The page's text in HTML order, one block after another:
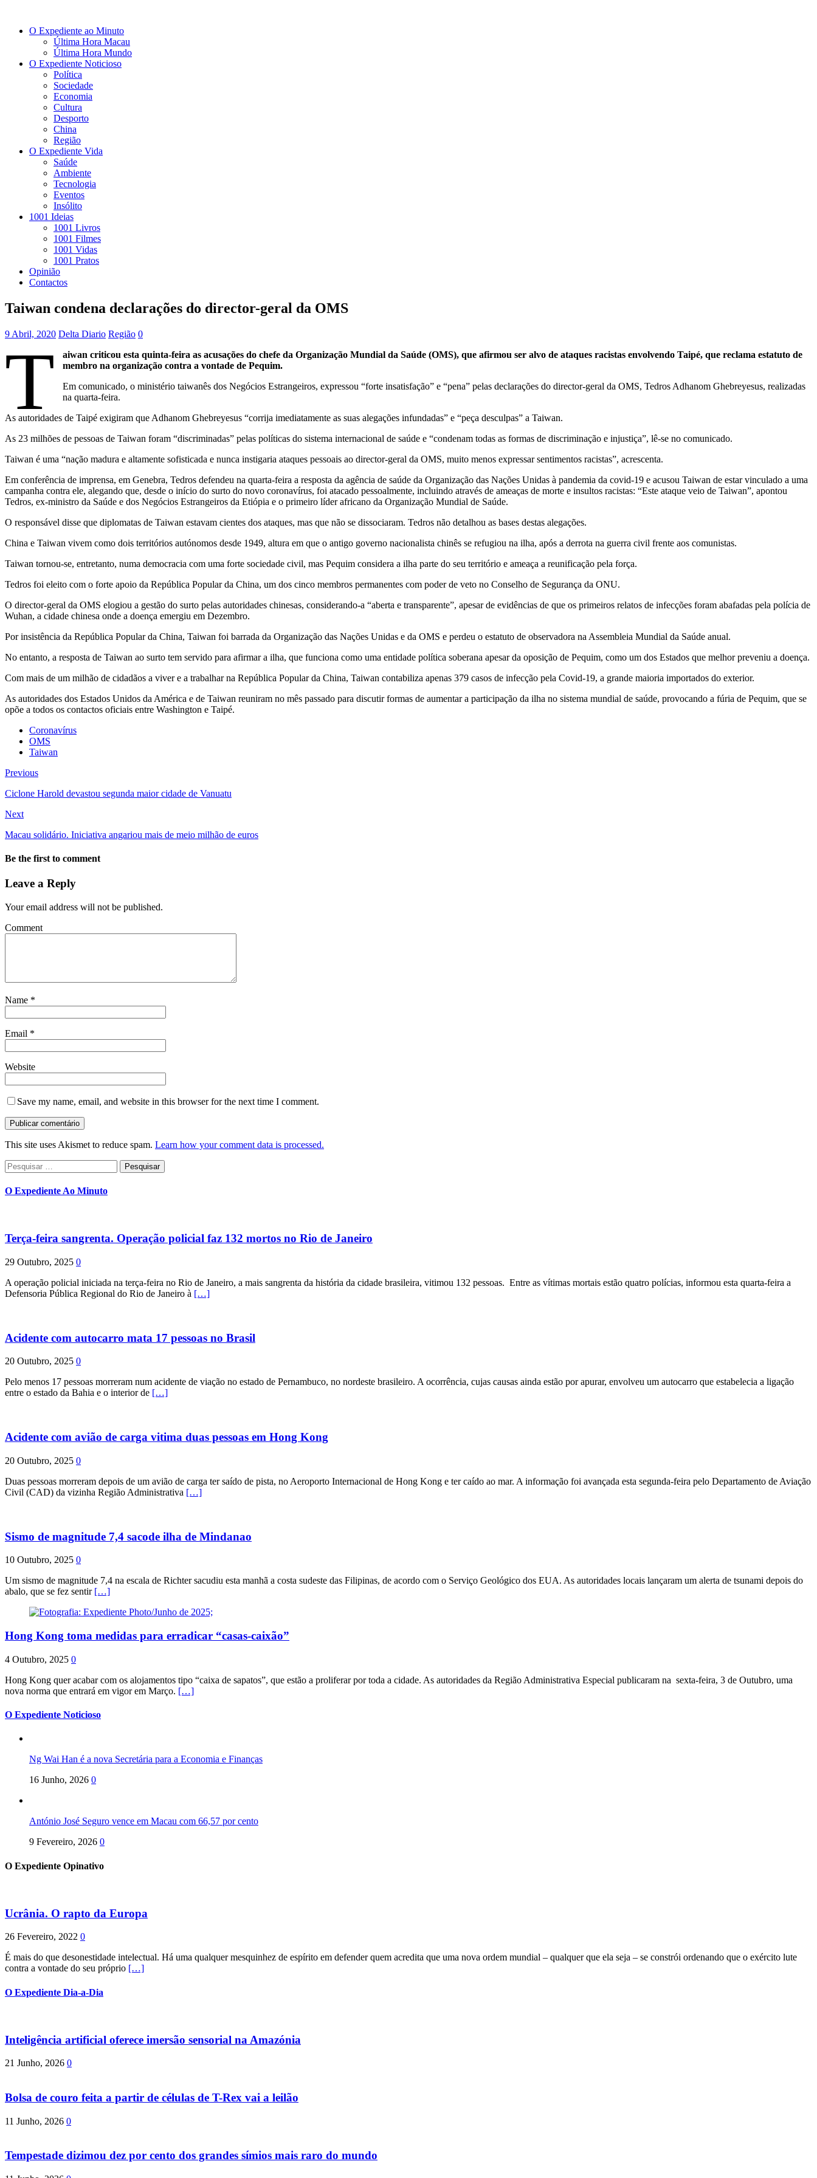
O Expediente ao Minuto
Última Hora Macau
Última Hora Mundo
O Expediente Noticioso
Política
Sociedade
Economia
Cultura
Desporto
China
Região
O Expediente Vida
Saúde
Ambiente
Tecnologia
Eventos
Insólito
1001 Ideias
1001 Livros
1001 Filmes
1001 Vidas
1001 Pratos
Opinião
Contactos
Taiwan condena declarações do director-geral da OMS
9 Abril, 2020 Delta Diario Região 0
T
aiwan criticou esta quinta-feira as acusações do chefe da Organização Mundial da Saúde (OMS), que afirmou ser alvo de ataques racistas envolvendo Taipé, que reclama estatuto de
membro na organização contra a vontade de Pequim.
Em comunicado, o ministério taiwanês dos Negócios Estrangeiros, expressou “forte insatisfação” e “pena” pelas declarações do director-geral da OMS, Tedros Adhanom Ghebreyesus, realizadas
na quarta-feira.
As autoridades de Taipé exigiram que Adhanom Ghebreyesus “corrija imediatamente as suas alegações infundadas” e “peça desculpas” a Taiwan.
As 23 milhões de pessoas de Taiwan foram “discriminadas” pelas políticas do sistema internacional de saúde e “condenam todas as formas de discriminação e injustiça”, lê-se no comunicado.
Taiwan é uma “nação madura e altamente sofisticada e nunca instigaria ataques pessoais ao director-geral da OMS, muito menos expressar sentimentos racistas”, acrescenta.
Em conferência de imprensa, em Genebra, Tedros defendeu na quarta-feira a resposta da agência de saúde da Organização das Nações Unidas à pandemia da covid-19 e acusou Taiwan de estar vinculado a uma
campanha contra ele, alegando que, desde o início do surto do novo coronavírus, foi atacado pessoalmente, incluindo através de ameaças de morte e insultos racistas: “Este ataque veio de Taiwan”, apontou
Tedros, ex-ministro da Saúde e dos Negócios Estrangeiros da Etiópia e o primeiro líder africano da Organização Mundial de Saúde.
O responsável disse que diplomatas de Taiwan estavam cientes dos ataques, mas que não se dissociaram. Tedros não detalhou as bases destas alegações.
China e Taiwan vivem como dois territórios autónomos desde 1949, altura em que o antigo governo nacionalista chinês se refugiou na ilha, após a derrota na guerra civil frente aos comunistas.
Taiwan tornou-se, entretanto, numa democracia com uma forte sociedade civil, mas Pequim considera a ilha parte do seu território e ameaça a reunificação pela força.
Tedros foi eleito com o forte apoio da República Popular da China, um dos cinco membros permanentes com poder de veto no Conselho de Segurança da ONU.
O director-geral da OMS elogiou a gestão do surto pelas autoridades chinesas, considerando-a “aberta e transparente”, apesar de evidências de que os primeiros relatos de infecções foram abafadas pela polícia de
Wuhan, a cidade chinesa onde a doença emergiu em Dezembro.
Por insistência da República Popular da China, Taiwan foi barrada da Organização das Nações Unidas e da OMS e perdeu o estatuto de observadora na Assembleia Mundial da Saúde anual.
No entanto, a resposta de Taiwan ao surto tem servido para afirmar a ilha, que funciona como uma entidade política soberana apesar da oposição de Pequim, como um dos Estados que melhor preveniu a doença.
Com mais de um milhão de cidadãos a viver e a trabalhar na República Popular da China, Taiwan contabiliza apenas 379 casos de infecção pela Covid-19, a grande maioria importados do exterior.
As autoridades dos Estados Unidos da América e de Taiwan reuniram no mês passado para discutir formas de aumentar a participação da ilha no sistema mundial de saúde, provocando a fúria de Pequim, que se
opõe a todos os contactos oficiais entre Washington e Taipé.
Coronavírus
OMS
Taiwan
Previous
Ciclone Harold devastou segunda maior cidade de Vanuatu
Next
Macau solidário. Iniciativa angariou mais de meio milhão de euros
Be the first to comment
Leave a Reply
Your email address will not be published.
Comment
Name *
Email *
Website
Save my name, email, and website in this browser for the next time I comment.
This site uses Akismet to reduce spam. Learn how your comment data is processed.
Pesquisar
por:
O Expediente Ao Minuto
Terça-feira sangrenta. Operação policial faz 132 mortos no Rio de Janeiro
29 Outubro, 2025 0
A operação policial iniciada na terça-feira no Rio de Janeiro, a mais sangrenta da história da cidade brasileira, vitimou 132 pessoas. Entre as vítimas mortais estão quatro polícias, informou esta quarta-feira a
Defensoria Pública Regional do Rio de Janeiro à […]
Acidente com autocarro mata 17 pessoas no Brasil
20 Outubro, 2025 0
Pelo menos 17 pessoas morreram num acidente de viação no estado de Pernambuco, no nordeste brasileiro. A ocorrência, cujas causas ainda estão por apurar, envolveu um autocarro que estabelecia a ligação
entre o estado da Bahia e o interior de […]
Acidente com avião de carga vitima duas pessoas em Hong Kong
20 Outubro, 2025 0
Duas pessoas morreram depois de um avião de carga ter saído de pista, no Aeroporto Internacional de Hong Kong e ter caído ao mar. A informação foi avançada esta segunda-feira pelo Departamento de Aviação
Civil (CAD) da vizinha Região Administrativa […]
Sismo de magnitude 7,4 sacode ilha de Mindanao
10 Outubro, 2025 0
Um sismo de magnitude 7,4 na escala de Richter sacudiu esta manhã a costa sudeste das Filipinas, de acordo com o Serviço Geológico dos EUA. As autoridades locais lançaram um alerta de tsunami depois do
abalo, que se fez sentir […]
Hong Kong toma medidas para erradicar “casas-caixão”
4 Outubro, 2025 0
Hong Kong quer acabar com os alojamentos tipo “caixa de sapatos”, que estão a proliferar por toda a cidade. As autoridades da Região Administrativa Especial publicaram na sexta-feira, 3 de Outubro, uma
nova norma que entrará em vigor em Março. […]
O Expediente Noticioso
Ng Wai Han é a nova Secretária para a Economia e Finanças
16 Junho, 2026 0
António José Seguro vence em Macau com 66,57 por cento
9 Fevereiro, 2026 0
O Expediente Opinativo
Ucrânia. O rapto da Europa
26 Fevereiro, 2022 0
É mais do que desonestidade intelectual. Há uma qualquer mesquinhez de espírito em defender quem acredita que uma nova ordem mundial – qualquer que ela seja – se constrói ordenando que o exército lute
contra a vontade do seu próprio […]
O Expediente Dia-a-Dia
Inteligência artificial oferece imersão sensorial na Amazónia
21 Junho, 2026 0
Bolsa de couro feita a partir de células de T-Rex vai a leilão
11 Junho, 2026 0
Tempestade dizimou dez por cento dos grandes símios mais raro do mundo